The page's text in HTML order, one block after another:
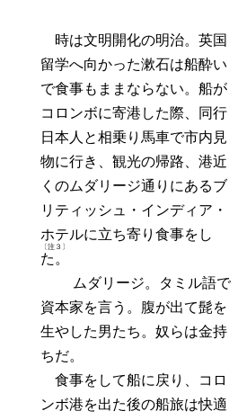
時は文明開化の明治。英国
留学へ向かった漱石は船酔い
で食事もままならない。船が
コロンボに寄港した際、同行
日本人と相乗り馬車で市内見
物に行き、観光の帰路、港近
くのムダリージ通りにあるブ
リティッシュ・インディア・
ホテルに立ち寄り食事をし
た。
〔注３〕
ムダリージ。タミル語で
資本家を言う。腹が出て髭を
生やした男たち。奴らは金持
ちだ。
食事をして船に戻り、コロ
ンボ港を出た後の船旅は快適